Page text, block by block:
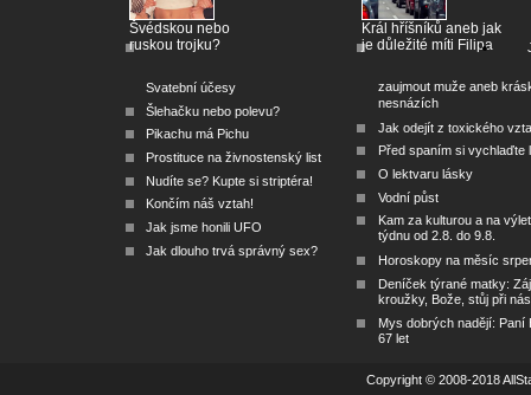
Švédskou nebo
ruskou trojku?
Svatební účesy
Šlehačku nebo polevu?
Pikachu má Pichu
Prostituce na živnostenský list
Nudíte se? Kupte si striptéra!
Končím náš vztah!
Jak jsme honili UFO
Jak dlouho trvá správný sex?
Král hříšníků aneb jak
je důležité míti Filipa
zaujmout muže aneb
nesnázích
Jak odejít z toxického
Před spaním si vychlaďte
O lektvaru lásky
Vodní půst
Kam za kulturou a na
týdnu od 2.8. do 9.8.
Horoskopy na měsíc
Deníček týrané matky:
kroužky, Bože, stůj při nás
Mys dobrých nadějí: Paní
67 let
Copyright © 2008-2018